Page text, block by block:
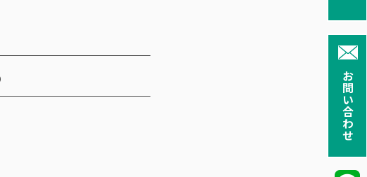
お問い合わせ